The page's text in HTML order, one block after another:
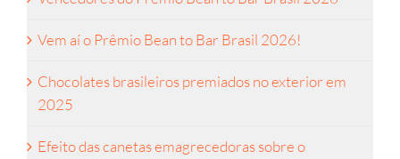
Vem aí o Prêmio Bean to Bar Brasil 2026!
Chocolates brasileiros premiados no exterior em
2025
Efeito das canetas emagrecedoras sobre o